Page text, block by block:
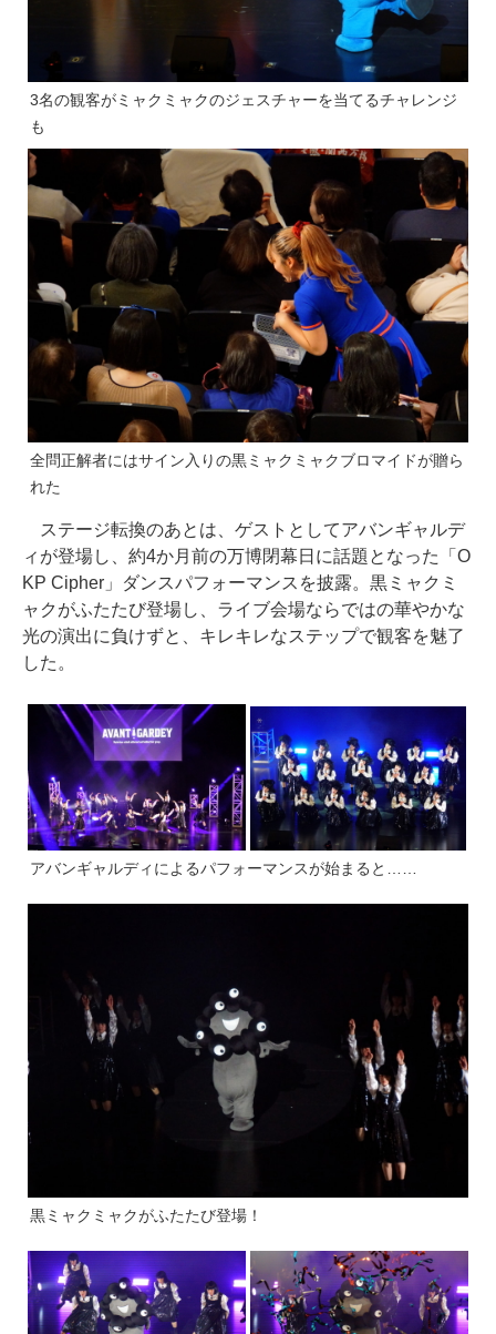
3名の観客がミャクミャクのジェスチャーを当てるチャレンジ
も
全問正解者にはサイン入りの黒ミャクミャクブロマイドが贈ら
れた
ステージ転換のあとは、ゲストとしてアバンギャルデ
ィが登場し、約4か月前の万博閉幕日に話題となった「O
KP Cipher」ダンスパフォーマンスを披露。黒ミャクミ
ャクがふたたび登場し、ライブ会場ならではの華やかな
光の演出に負けずと、キレキレなステップで観客を魅了
した。
アバンギャルディによるパフォーマンスが始まると……
黒ミャクミャクがふたたび登場！